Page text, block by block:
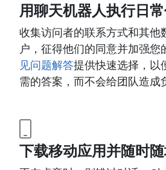
用聊天机器人执行日
收集访问者的联系方式和其他
户，征得他们的同意并加强您
见问题解答提供快速选择，以
需的答案，而不会给团队造成
下载移动应用并随时